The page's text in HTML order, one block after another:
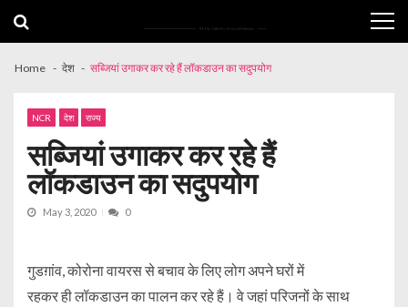
Home देश सब्जियां उगाकर कर रहे हैं लॉकडाउन का सदुपयोग
NCR देश राज्य
सब्जियां उगाकर कर रहे हैं
लॉकडाउन का सदुपयोग
May 3, 2020 0
गुडग़ांव, कोरोना वायरस से बचाव के लिए लोग अपने घरों में
रहकर ही लॉकडाउन का पालन कर रहे हैं। वे जहां परिजनों के साथ